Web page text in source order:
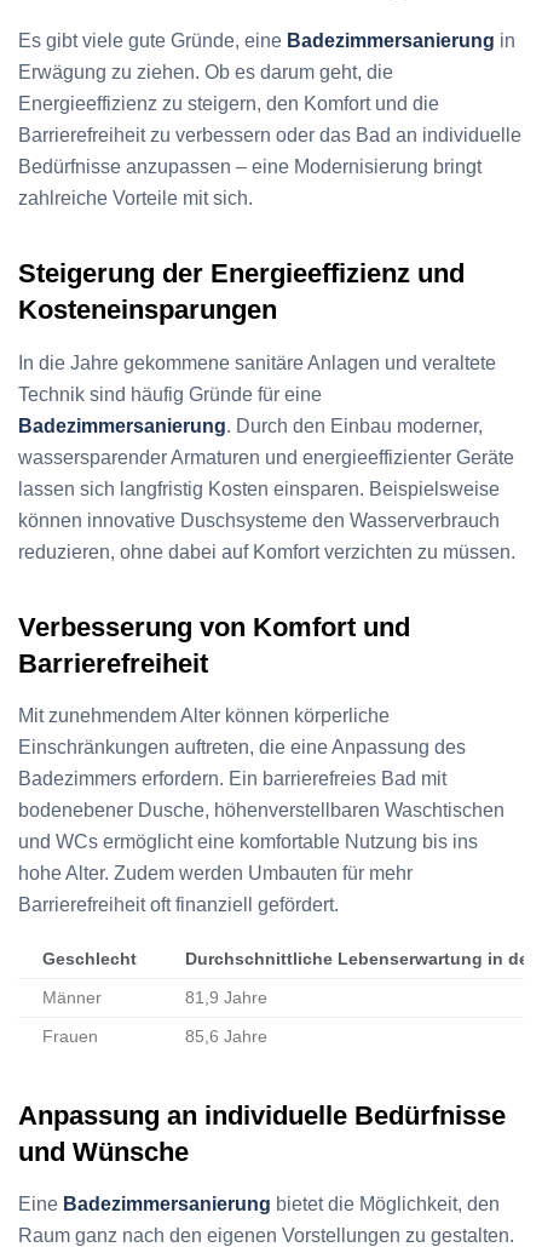
Es gibt viele gute Gründe, eine Badezimmersanierung in
Erwägung zu ziehen. Ob es darum geht, die
Energieeffizienz zu steigern, den Komfort und die
Barrierefreiheit zu verbessern oder das Bad an individuelle
Bedürfnisse anzupassen – eine Modernisierung bringt
zahlreiche Vorteile mit sich.
Steigerung der Energieeffizienz und
Kosteneinsparungen
In die Jahre gekommene sanitäre Anlagen und veraltete
Technik sind häufig Gründe für eine
Badezimmersanierung. Durch den Einbau moderner,
wassersparender Armaturen und energieeffizienter Geräte
lassen sich langfristig Kosten einsparen. Beispielsweise
können innovative Duschsysteme den Wasserverbrauch
reduzieren, ohne dabei auf Komfort verzichten zu müssen.
Verbesserung von Komfort und
Barrierefreiheit
Mit zunehmendem Alter können körperliche
Einschränkungen auftreten, die eine Anpassung des
Badezimmers erfordern. Ein barrierefreies Bad mit
bodenebener Dusche, höhenverstellbaren Waschtischen
und WCs ermöglicht eine komfortable Nutzung bis ins
hohe Alter. Zudem werden Umbauten für mehr
Barrierefreiheit oft finanziell gefördert.
Geschlecht Durchschnittliche Lebenserwartung in der
Männer 81,9 Jahre
Frauen 85,6 Jahre
Anpassung an individuelle Bedürfnisse
und Wünsche
Eine Badezimmersanierung bietet die Möglichkeit, den
Raum ganz nach den eigenen Vorstellungen zu gestalten.